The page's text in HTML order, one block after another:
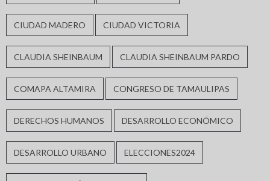
CIUDAD MADERO CIUDAD VICTORIA
CLAUDIA SHEINBAUM CLAUDIA SHEINBAUM PARDO
COMAPA ALTAMIRA CONGRESO DE TAMAULIPAS
DERECHOS HUMANOS DESARROLLO ECONÓMICO
DESARROLLO URBANO ELECCIONES2024